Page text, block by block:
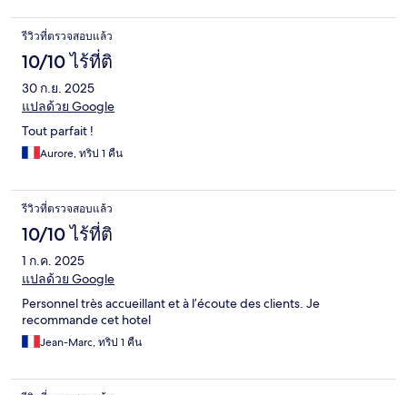
รีวิวที่ตรวจสอบแล้ว
10/10 ไร้ที่ติ
30 ก.ย. 2025
แปลด้วย Google
Tout parfait !
Aurore, ทริป 1 คืน
รีวิวที่ตรวจสอบแล้ว
10/10 ไร้ที่ติ
1 ก.ค. 2025
แปลด้วย Google
Personnel très accueillant et à l’écoute des clients. Je
recommande cet hotel
Jean-Marc, ทริป 1 คืน